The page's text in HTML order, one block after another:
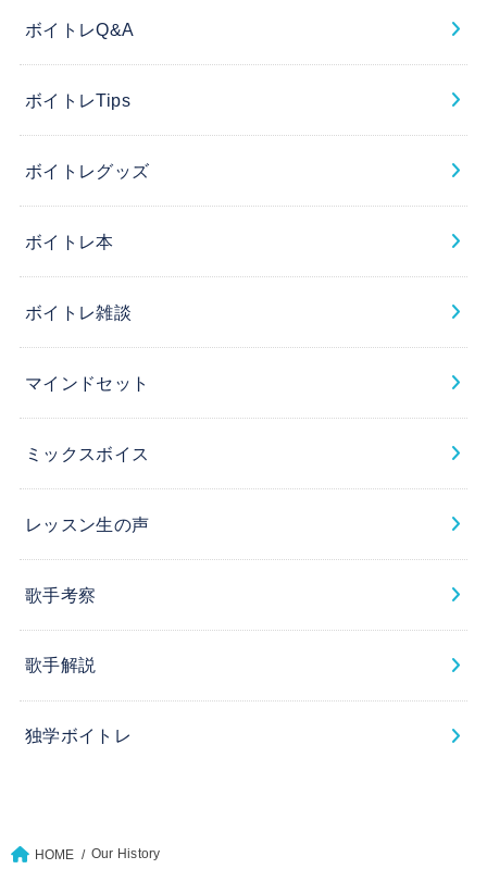
ボイトレQ&A
ボイトレTips
ボイトレグッズ
ボイトレ本
ボイトレ雑談
マインドセット
ミックスボイス
レッスン生の声
歌手考察
歌手解説
独学ボイトレ
HOME Our History